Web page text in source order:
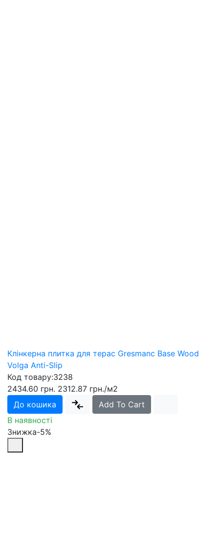
Клінкерна плитка для терас Gresmanc Base Wood
Volga Anti-Slip
Код товару:3238
2434.60 грн. 2312.87 грн./м2
До кошика
Add To Cart
В наявності
Знижка-5%